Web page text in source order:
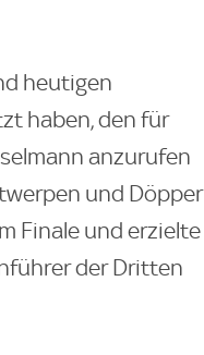
heutigen
haben, den für
anzurufen
und Döpper
Finale und erzielte
der Dritten